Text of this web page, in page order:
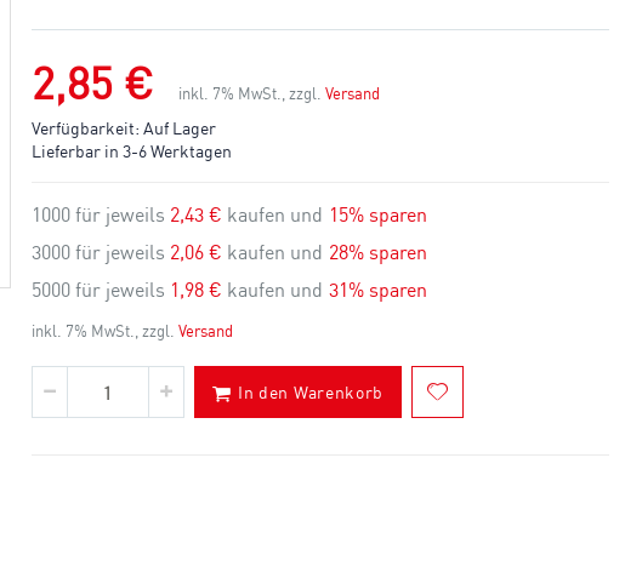
2,85 € inkl. 7% MwSt., zzgl. Versand
Verfügbarkeit: Auf Lager
Lieferbar in 3-6 Werktagen
1000 für jeweils 2,43 € kaufen und 15% sparen
3000 für jeweils 2,06 € kaufen und 28% sparen
5000 für jeweils 1,98 € kaufen und 31% sparen
inkl. 7% MwSt., zzgl. Versand
In den Warenkorb